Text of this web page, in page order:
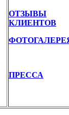
ОТЗЫВЫ
КЛИЕНТОВ
ПРЕССА